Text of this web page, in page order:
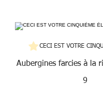
CECI EST VOTRE
Aubergines farcies à la
9